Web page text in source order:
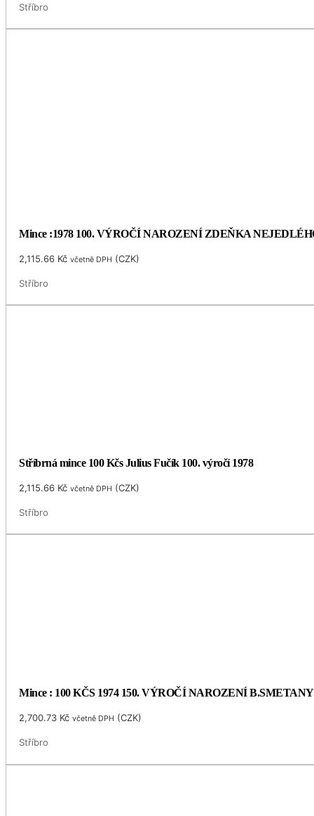
Stříbro
Mince :1978 100. VÝROČÍ NAROZENÍ ZDEŇKA
2,115.66 Kč včetně DPH (CZK)
Stříbro
Stříbrná mince 100 Kčs Julius Fučík 100. výročí 1978
2,115.66 Kč včetně DPH (CZK)
Stříbro
Mince : 100 KČS 1974 150. VÝROČÍ NAROZENÍ B.SMETANY
2,700.73 Kč včetně DPH (CZK)
Stříbro